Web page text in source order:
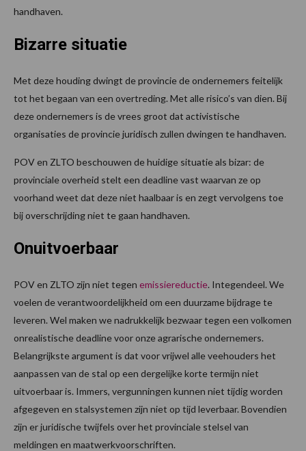
handhaven.
Bizarre situatie
Met deze houding dwingt de provincie de ondernemers feitelijk
tot het begaan van een overtreding. Met alle risico’s van dien. Bij
deze ondernemers is de vrees groot dat activistische
organisaties de provincie juridisch zullen dwingen te handhaven.
POV en ZLTO beschouwen de huidige situatie als bizar: de
provinciale overheid stelt een deadline vast waarvan ze op
voorhand weet dat deze niet haalbaar is en zegt vervolgens toe
bij overschrijding niet te gaan handhaven.
Onuitvoerbaar
POV en ZLTO zijn niet tegen emissiereductie. Integendeel. We
voelen de verantwoordelijkheid om een duurzame bijdrage te
leveren. Wel maken we nadrukkelijk bezwaar tegen een volkomen
onrealistische deadline voor onze agrarische ondernemers.
Belangrijkste argument is dat voor vrijwel alle veehouders het
aanpassen van de stal op een dergelijke korte termijn niet
uitvoerbaar is. Immers, vergunningen kunnen niet tijdig worden
afgegeven en stalsystemen zijn niet op tijd leverbaar. Bovendien
zijn er juridische twijfels over het provinciale stelsel van
meldingen en maatwerkvoorschriften.